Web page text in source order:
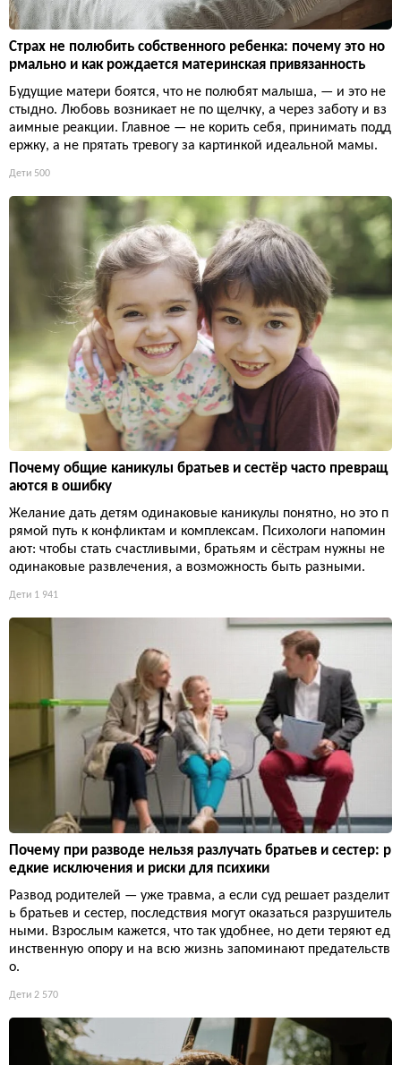
Страх не полюбить собственного ребенка: почему это но
рмально и как рождается материнская привязанность
Будущие матери боятся, что не полюбят малыша, — и это не
стыдно. Любовь возникает не по щелчку, а через заботу и вз
аимные реакции. Главное — не корить себя, принимать подд
ержку, а не прятать тревогу за картинкой идеальной мамы.
Дети 500
Почему общие каникулы братьев и сестёр часто превращ
аются в ошибку
Желание дать детям одинаковые каникулы понятно, но это п
рямой путь к конфликтам и комплексам. Психологи напомин
ают: чтобы стать счастливыми, братьям и сёстрам нужны не
одинаковые развлечения, а возможность быть разными.
Дети 1 941
Почему при разводе нельзя разлучать братьев и сестер: р
едкие исключения и риски для психики
Развод родителей — уже травма, а если суд решает разделит
ь братьев и сестер, последствия могут оказаться разрушитель
ными. Взрослым кажется, что так удобнее, но дети теряют ед
инственную опору и на всю жизнь запоминают предательств
о.
Дети 2 570